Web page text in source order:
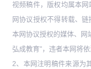
视频稿件，版权均属本
网协议授权不得转载、
本网协议授权的媒体、网
弘成教育"，违者本网将依
2、本网注明稿件来源为